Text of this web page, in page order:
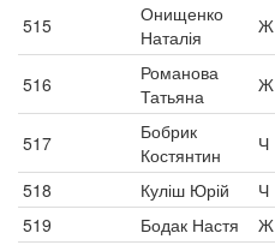
515
Онищенко
Наталія
Ж
516
Романова
Татьяна
Ж
517
Бобрик
Костянтин
Ч
518
Куліш Юрій Ч
519
Бодак Настя Ж